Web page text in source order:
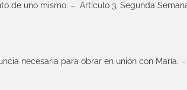
de uno mismo. – Artículo 3. Segunda
necesaria para obrar en unión con María.